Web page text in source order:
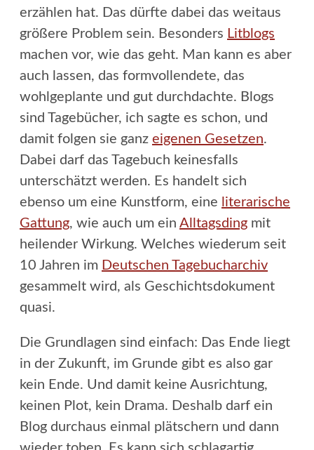
erzählen hat. Das dürfte dabei das weitaus
größere Problem sein. Besonders Litblogs
machen vor, wie das geht. Man kann es aber
auch lassen, das formvollendete, das
wohlgeplante und gut durchdachte. Blogs
sind Tagebücher, ich sagte es schon, und
damit folgen sie ganz eigenen Gesetzen.
Dabei darf das Tagebuch keinesfalls
unterschätzt werden. Es handelt sich
ebenso um eine Kunstform, eine literarische
Gattung, wie auch um ein Alltagsding mit
heilender Wirkung. Welches wiederum seit
10 Jahren im Deutschen Tagebucharchiv
gesammelt wird, als Geschichtsdokument
quasi.
Die Grundlagen sind einfach: Das Ende liegt
in der Zukunft, im Grunde gibt es also gar
kein Ende. Und damit keine Ausrichtung,
keinen Plot, kein Drama. Deshalb darf ein
Blog durchaus einmal plätschern und dann